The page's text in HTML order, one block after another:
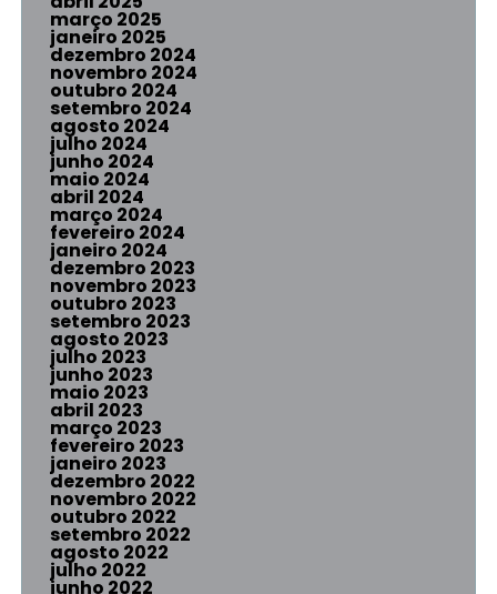
março 2025
janeiro 2025
dezembro 2024
novembro 2024
outubro 2024
setembro 2024
agosto 2024
julho 2024
junho 2024
maio 2024
abril 2024
março 2024
fevereiro 2024
janeiro 2024
dezembro 2023
novembro 2023
outubro 2023
setembro 2023
agosto 2023
julho 2023
junho 2023
maio 2023
abril 2023
março 2023
fevereiro 2023
janeiro 2023
dezembro 2022
novembro 2022
outubro 2022
setembro 2022
agosto 2022
julho 2022
junho 2022